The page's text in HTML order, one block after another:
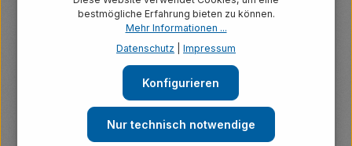
atlas Sicherheitsschuh ERGO-MED 500 S3
bestmögliche Erfahrung bieten zu können.
Mehr Informationen ...
Datenschutz
Impressum
Nur technisch notwendige
Konfigurieren